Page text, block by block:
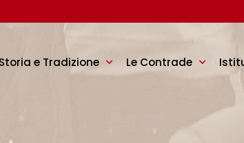
Storia e Tradizione Le Contrade